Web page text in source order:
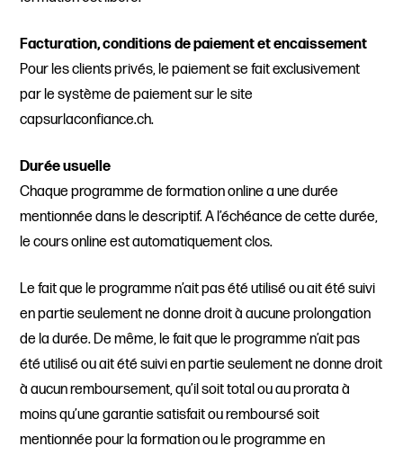
Facturation, conditions de paiement et encaissement
Pour les clients privés, le paiement se fait exclusivement
par le système de paiement sur le site
capsurlaconfiance.ch.
Durée usuelle
Chaque programme de formation online a une durée
mentionnée dans le descriptif. A l’échéance de cette durée,
le cours online est automatiquement clos.
Le fait que le programme n’ait pas été utilisé ou ait été suivi
en partie seulement ne donne droit à aucune prolongation
de la durée. De même, le fait que le programme n’ait pas
été utilisé ou ait été suivi en partie seulement ne donne droit
à aucun remboursement, qu’il soit total ou au prorata à
moins qu’une garantie satisfait ou remboursé soit
mentionnée pour la formation ou le programme en